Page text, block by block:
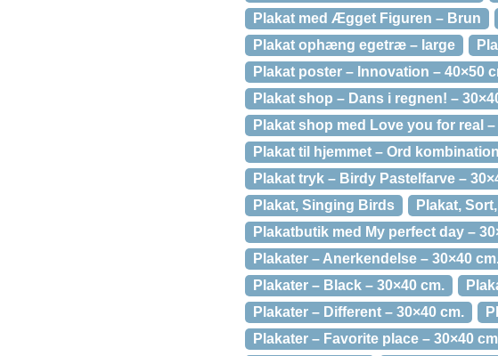
Plakat med Ægget Figuren – Brun
Plakat ophæng egetræ – large
Plakat poster – Innovation – 40×50
Plakat shop – Dans i regnen! –
Plakat shop med Love you for real –
Plakat til hjemmet – Ord
Plakat tryk – Birdy Pastelfarve –
Plakat, Singing Birds
Plakat,
Plakatbutik med My perfect day –
Plakater – Anerkendelse – 30×40
Plakater – Black – 30×40 cm.
Plakater – Different – 30×40 cm.
Plakater – Favorite place – 30×40